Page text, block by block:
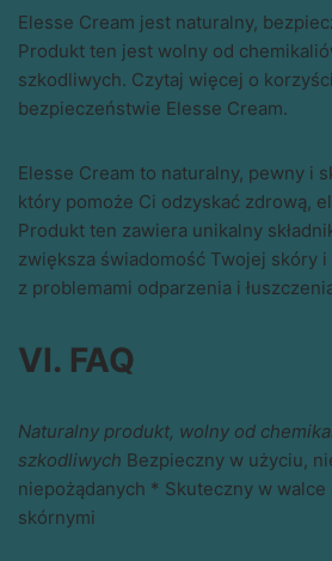
Elesse Cream jest naturalny,
Produkt ten jest wolny od
szkodliwych. Czytaj więcej o
bezpieczeństwie Elesse Cream.
Elesse Cream to naturalny, pewny i
który pomoże Ci odzyskać zdrową,
Produkt ten zawiera unikalny
zwiększa świadomość Twojej skóry
z problemami odparzenia i
VI. FAQ
Naturalny produkt, wolny od
szkodliwych Bezpieczny w użyciu,
niepożądanych * Skuteczny w walce
skórnymi